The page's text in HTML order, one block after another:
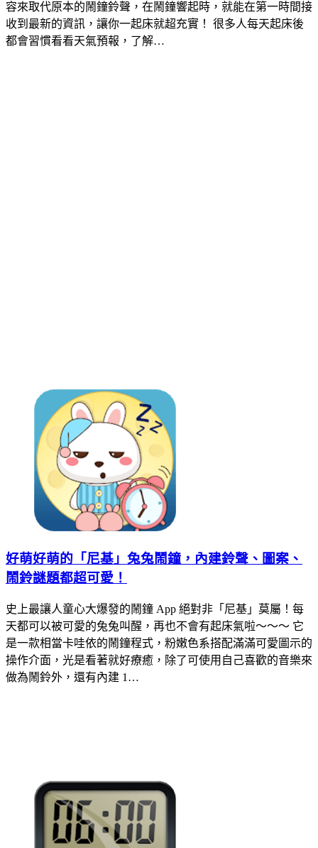
容來取代原本的鬧鐘鈴聲，在鬧鐘響起時，就能在第一時間接
收到最新的資訊，讓你一起床就超充實！ 很多人每天起床後
都會習慣看看天氣預報，了解…
好萌好萌的「尼基」兔兔鬧鐘，內建鈴聲、圖案、
鬧鈴謎題都超可愛！
史上最讓人童心大爆發的鬧鐘 App 絕對非「尼基」莫屬！每
天都可以被可愛的兔兔叫醒，再也不會有起床氣啦～～～ 它
是一款相當卡哇依的鬧鐘程式，粉嫩色系搭配滿滿可愛圖示的
操作介面，光是看著就好療癒，除了可使用自己喜歡的音樂來
做為鬧鈴外，還有內建 1…